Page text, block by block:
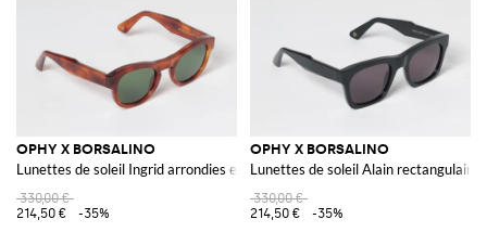
OPHY X BORSALINO
Lunettes de soleil Ingrid arrondies en acétate
330,00 €
214,50 €
-35%
OPHY X BORSALINO
Lunettes de soleil Alain
330,00 €
214,50 €
-35%